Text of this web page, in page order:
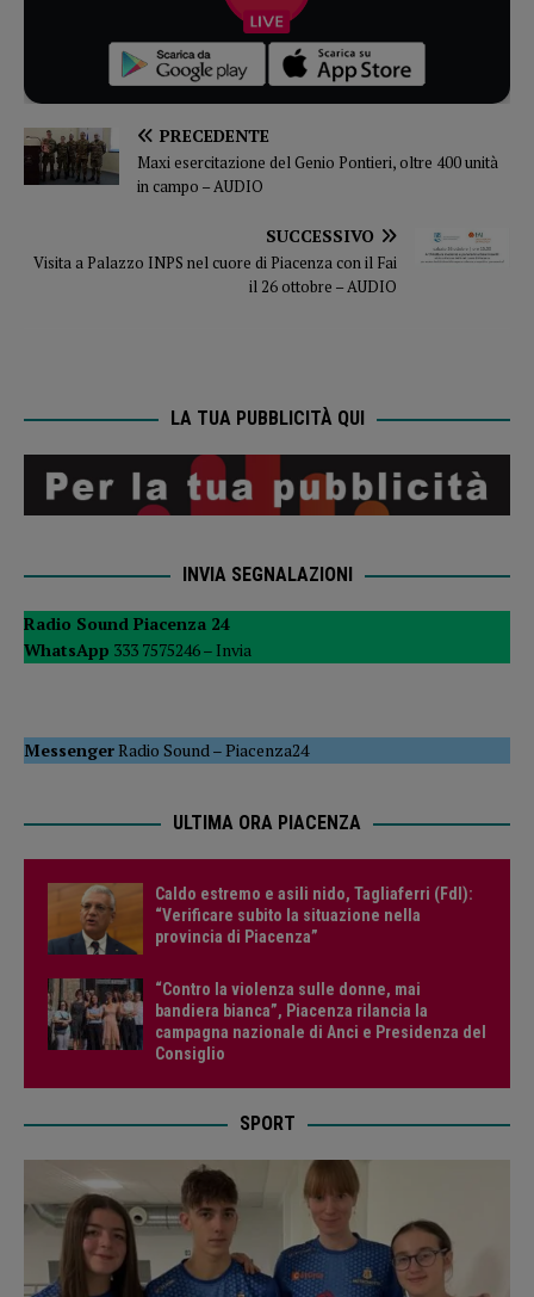
PRECEDENTE
Maxi esercitazione del Genio Pontieri, oltre 400 unità
in campo – AUDIO
SUCCESSIVO
Visita a Palazzo INPS nel cuore di Piacenza con il Fai
il 26 ottobre – AUDIO
LA TUA PUBBLICITÀ QUI
INVIA SEGNALAZIONI
Radio Sound Piacenza 24
WhatsApp 333 7575246 – Invia
MessengerRadio Sound –Piacenza24
ULTIMA ORA PIACENZA
Caldo estremo e asili nido, Tagliaferri (FdI):
“Verificare subito la situazione nella
provincia di Piacenza”
“Contro la violenza sulle donne, mai
bandiera bianca”, Piacenza rilancia la
campagna nazionale di Anci e Presidenza del
Consiglio
SPORT